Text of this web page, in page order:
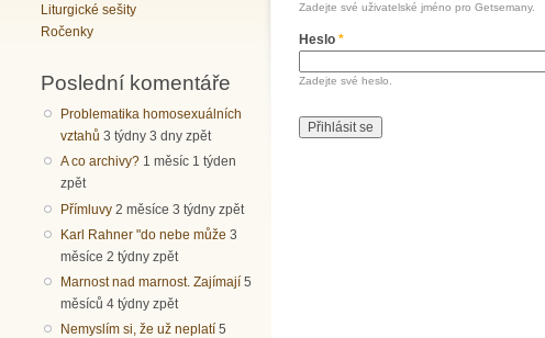
Liturgické sešity
Ročenky
Poslední komentáře
Problematika homosexuálních
vztahů 3 týdny 3 dny zpět
A co archivy? 1 měsíc 1 týden
zpět
Přímluvy 2 měsíce 3 týdny zpět
Karl Rahner "do nebe může 3
měsíce 2 týdny zpět
Marnost nad marnost. Zajímají 5
měsíců 4 týdny zpět
Nemyslím si, že už neplatí 5
Zadejte své uživatelské jméno pro Getsemany.
Heslo *
Zadejte své heslo.